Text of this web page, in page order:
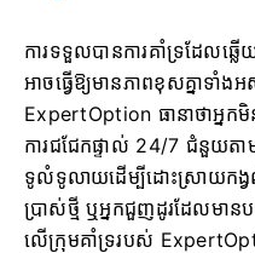
ការទទួលបានការគាំទ្រដែលឆ្
អាចធ្វើឱ្យមានភាពខុសគ្នាទាំ
ExpertOption ធានាថាអ្ន
ការជជែកផ្ទាល់ 24/7 ជំនួយ
ទូលំទូលាយដើម្បីដោះស្រាយកង្វ
ប្រាស់ថ្មី ឬអ្នកជួញដូរដែលមាន
លើក្រុមគាំទ្ររបស់